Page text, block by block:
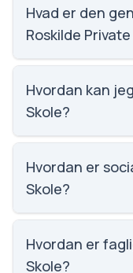
til nummer 1819
Hvad er den
Roskilde
9.6, nummer 10
Hvordan kan
Skole?
Email:
Roskilde Private
Roskilde.
Hvordan er
Skole?
Vi har ikke data
Skole.
Hvordan er
Skole?